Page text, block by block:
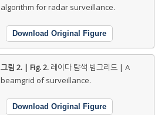
algorithm for radar surveillance.
Download Original Figure
그림 2. | Fig. 2. 레이다 탐색 빔그리드 | A
beamgrid of surveillance.
Download Original Figure